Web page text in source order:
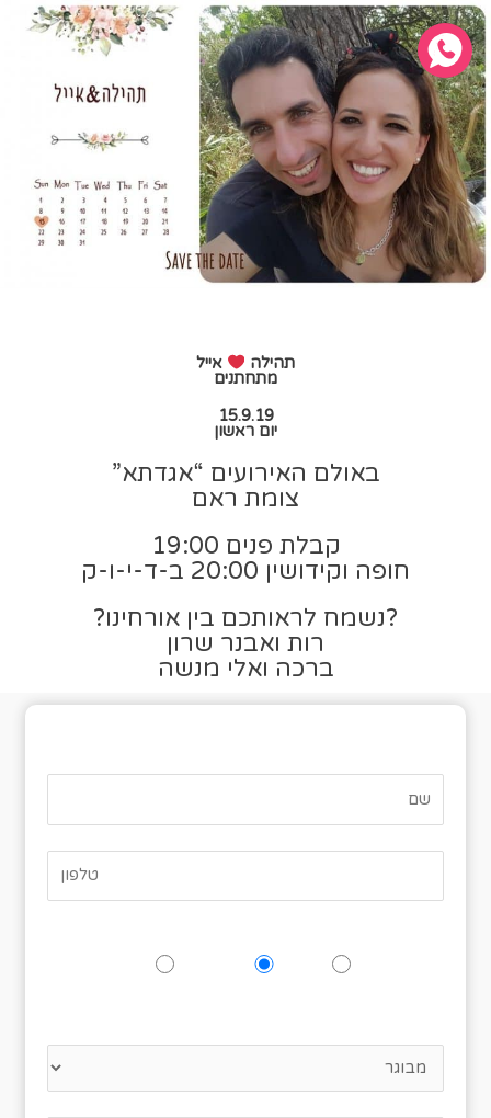
תהילה
אייל
מתחתנים
15.9.19
יום ראשון
באולם האירועים “אגדתא”
צומת ראם
קבלת פנים 19:00
חופה וקידושין 20:00 ב-ד-י-ו-ק
?נשמח לראותכם בין אורחינו?
רות ואבנר שרון
ברכה ואלי מנשה